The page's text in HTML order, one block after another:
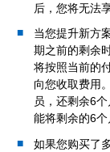
后，您将无法
当您提升新方
期之前的剩余
将按照当前的
向您收取费用
员，还剩余6
能将剩余的6个
如果您购买了